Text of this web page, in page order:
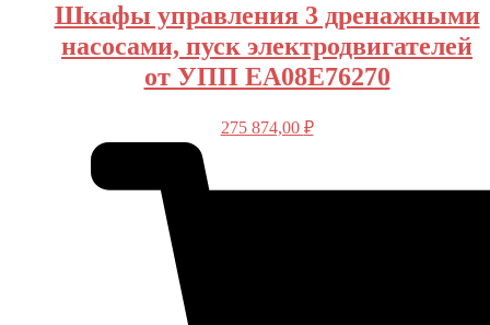
Шкафы управления 3 дренажными
насосами, пуск электродвигателей
от УПП EA08E76270
275 874,00 ₽